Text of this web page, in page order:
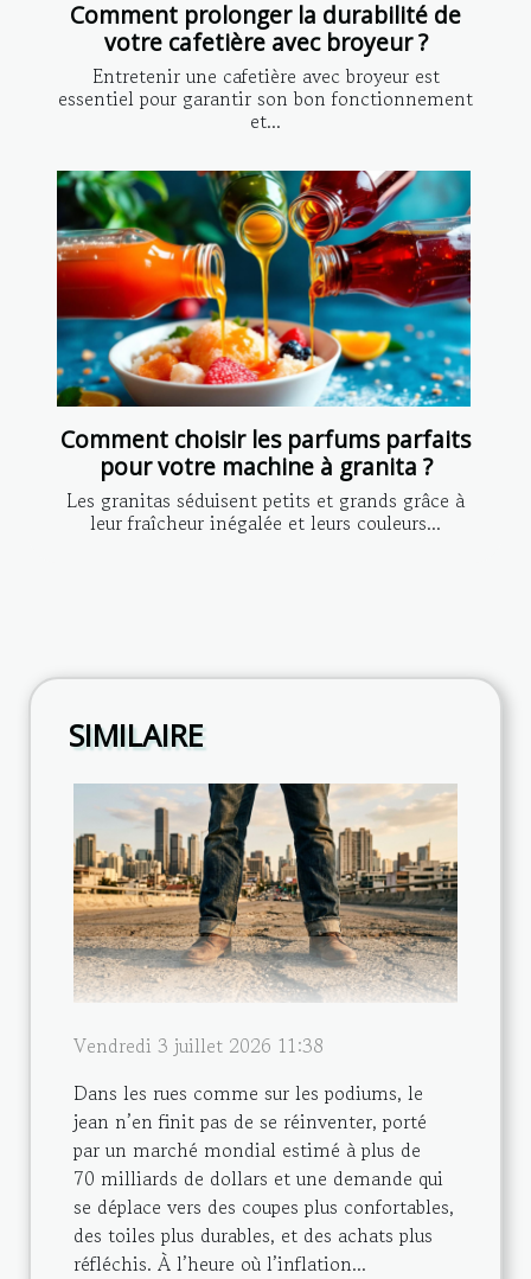
Comment prolonger la durabilité de
votre cafetière avec broyeur ?
Entretenir une cafetière avec broyeur est
essentiel pour garantir son bon fonctionnement
et...
Comment choisir les parfums parfaits
pour votre machine à granita ?
Les granitas séduisent petits et grands grâce à
leur fraîcheur inégalée et leurs couleurs...
SIMILAIRE
Vendredi 3 juillet 2026 11:38
Dans les rues comme sur les podiums, le
jean n’en finit pas de se réinventer, porté
par un marché mondial estimé à plus de
70 milliards de dollars et une demande qui
se déplace vers des coupes plus confortables,
des toiles plus durables, et des achats plus
réfléchis. À l’heure où l’inflation...